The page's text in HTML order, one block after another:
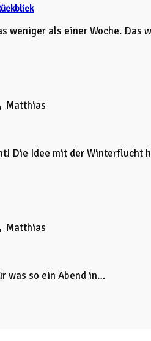
weniger als einer Woche. Das
Matthias
Die Idee mit der Winterflucht
Matthias
was so ein Abend in…